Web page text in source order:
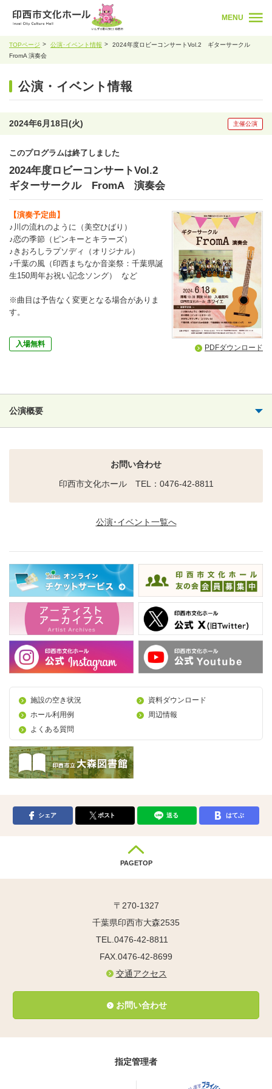
MENU
TOPページ 公演･イベント情報
2024年度ロビーコンサートVol.2 ギターサークル
FromA 演奏会
公演・イベント情報
2024年6月18日(火) 主催公演
このプログラムは終了しました
2024年度ロビーコンサートVol.2
ギターサークル FromA 演奏会
【演奏予定曲】
♪川の流れのように（美空ひばり）
♪恋の季節（ピンキーとキラーズ）
♪きおろしラプソディ（オリジナル）
♪千葉の風（印西まちなか音楽祭：千葉県誕
生150周年お祝い記念ソング） など
※曲目は予告なく変更となる場合がありま
す。
入場無料 PDFダウンロード
公演概要
お問い合わせ
印西市文化ホール TEL：0476-42-8811
公演･イベント一覧へ
施設の空き状況
資料ダウンロード
ホール利用例
周辺情報
よくある質問
シェア ポスト 送る はてぶ
PAGETOP
〒270-1327
千葉県印西市大森2535
TEL.0476-42-8811
FAX.0476-42-8699
交通アクセス
お問い合わせ
指定管理者